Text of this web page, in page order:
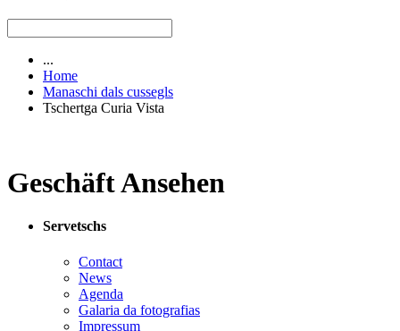
...
Home
Manaschi dals cussegls
Tschertga Curia Vista
Geschäft Ansehen
Servetschs
Contact
News
Agenda
Galaria da fotografias
Impressum